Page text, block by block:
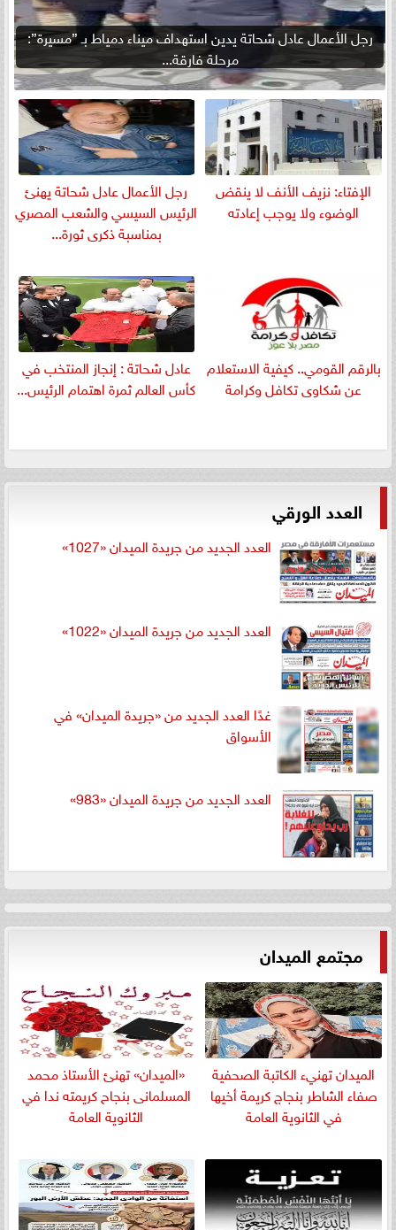
رجل الأعمال عادل شحاتة يدين استهداف ميناء دمياط بـ ”مسيرة”:
مرحلة فارقة...
الإفتاء: نزيف الأنف لا ينقض
الوضوء ولا يوجب إعادته
رجل الأعمال عادل شحاتة يهنئ
الرئيس السيسي والشعب المصري
بمناسبة ذكرى ثورة...
بالرقم القومي.. كيفية الاستعلام
عن شكاوى تكافل وكرامة
عادل شحاتة : إنجاز المنتخب في
كأس العالم ثمرة اهتمام الرئيس...
العدد الورقي
العدد الجديد من جريدة الميدان «1027»
العدد الجديد من جريدة الميدان «1022»
غدًا العدد الجديد من «جريدة الميدان» في
الأسواق
العدد الجديد من جريدة الميدان «983»
مجتمع الميدان
الميدان تهنيء الكاتبة الصحفية
صفاء الشاطر بنجاج كريمة أخيها
في الثانوية العامة
«الميدان» تهنئ الأستاذ محمد
المسلمانى بنجاح كريمته ندا في
الثانوية العامة